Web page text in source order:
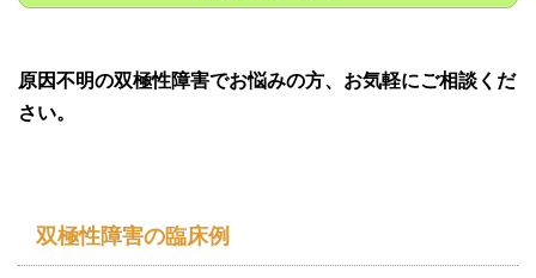
原因不明の双極性障害でお悩みの方、お気軽にご相談くだ
さい。
双極性障害の臨床例